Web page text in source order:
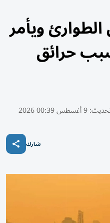
ويأمر
حرائق
9 أغسطس 00:39 2026
شارك